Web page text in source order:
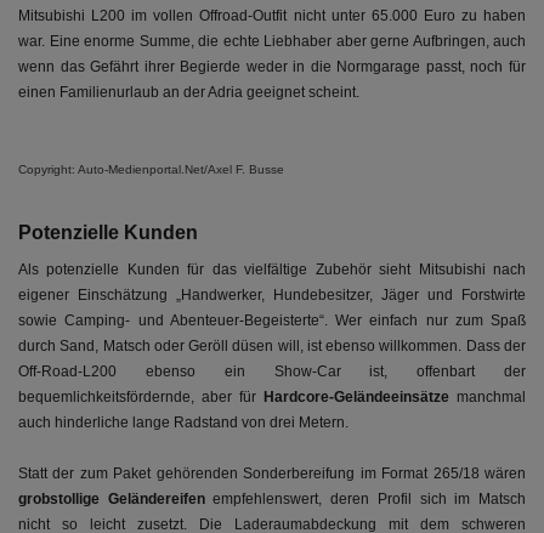
Mitsubishi L200 im vollen Offroad-Outfit nicht unter 65.000 Euro zu haben
war. Eine enorme Summe, die echte Liebhaber aber gerne Aufbringen, auch
wenn das Gefährt ihrer Begierde weder in die Normgarage passt, noch für
einen Familienurlaub an der Adria geeignet scheint.
Copyright: Auto-Medienportal.Net/Axel F. Busse
Potenzielle Kunden
Als potenzielle Kunden für das vielfältige Zubehör sieht Mitsubishi nach
eigener Einschätzung „Handwerker, Hundebesitzer, Jäger und Forstwirte
sowie Camping- und Abenteuer-Begeisterte“. Wer einfach nur zum Spaß
durch Sand, Matsch oder Geröll düsen will, ist ebenso willkommen. Dass der
Off-Road-L200 ebenso ein Show-Car ist, offenbart der
bequemlichkeitsfördernde, aber für Hardcore-Geländeeinsätze manchmal
auch hinderliche lange Radstand von drei Metern.
Statt der zum Paket gehörenden Sonderbereifung im Format 265/18 wären
grobstollige Geländereifenempfehlenswert, deren Profil sich im Matsch
nicht so leicht zusetzt. Die Laderaumabdeckung mit dem schweren